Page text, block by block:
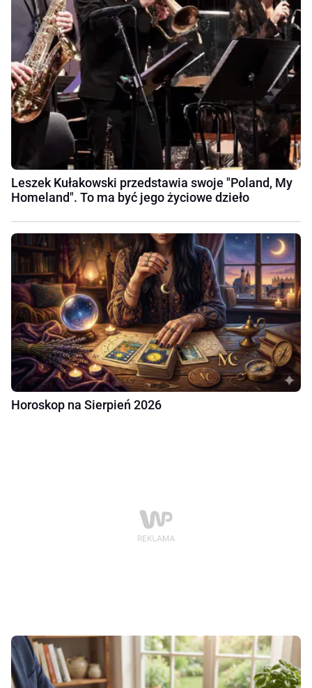
Leszek Kułakowski przedstawia swoje "Poland, My
Homeland". To ma być jego życiowe dzieło
Horoskop na Sierpień 2026